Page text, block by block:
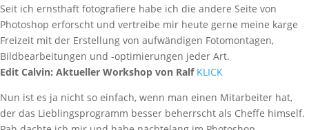
Seit ich ernsthaft fotografiere habe ich die andere Seite von
Photoshop erforscht und vertreibe mir heute gerne meine karge
Freizeit mit der Erstellung von aufwändigen Fotomontagen,
Bildbearbeitungen und -optimierungen jeder Art.
Edit Calvin: Aktueller Workshop von Ralf KLICK
Nun ist es ja nicht so einfach, wenn man einen Mitarbeiter hat,
der das Lieblingsprogramm besser beherrscht als Cheffe himself.